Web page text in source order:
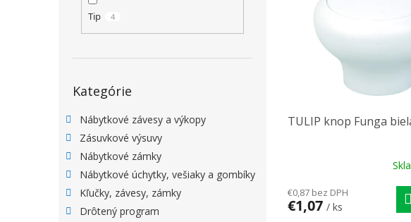
Tip 4
Kategórie
Nábytkové závesy a výkopy
Zásuvkové výsuvy
Nábytkové zámky
Nábytkové úchytky, vešiaky a gombíky
Kľučky, závesy, zámky
Drôtený program
TULIP knop Funga
€0,87 bez DPH
€1,07 / ks